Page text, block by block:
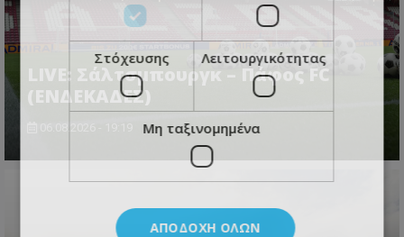
LIVE: Σάλτσμπουργκ – Πάφος FC
(ΕΝΔΕΚΑΔΕΣ)
Στόχευσης Λειτουργικότητας
Μη ταξινομημένα
ΑΠΟΔΟΧΉ ΌΛΩΝ